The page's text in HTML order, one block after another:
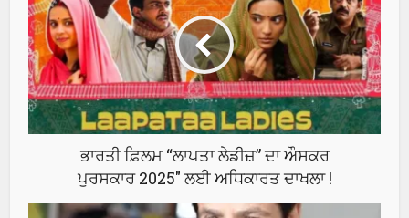
ਭਾਰਤੀ ਫ਼ਿਲਮ “ਲਾਪਤਾ ਲੇਡੀਜ਼” ਦਾ ਔਸਕਰ
ਪੁਰਸਕਾਰ 2025″ ਲਈ ਅਧਿਕਾਰਤ ਦਾਖਲਾ !